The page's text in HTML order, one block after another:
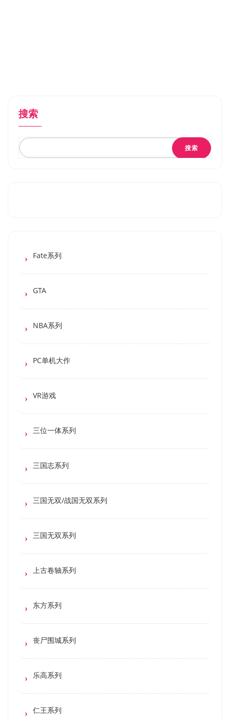
搜索
搜索
Fate系列
GTA
NBA系列
PC单机大作
VR游戏
三位一体系列
三国志系列
三国无双/战国无双系列
三国无双系列
上古卷轴系列
东方系列
丧尸围城系列
乐高系列
仁王系列